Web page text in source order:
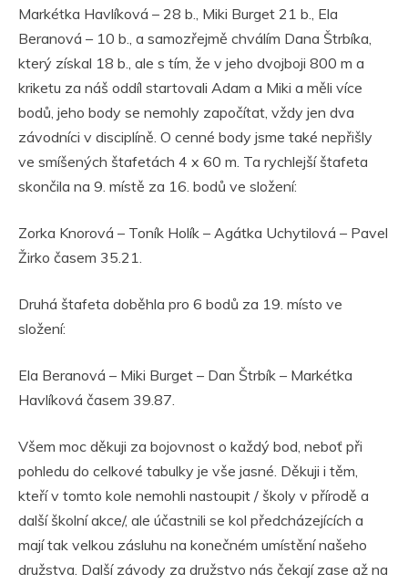
Markétka Havlíková – 28 b., Miki Burget 21 b., Ela
Beranová – 10 b., a samozřejmě chválím Dana Štrbíka,
který získal 18 b., ale s tím, že v jeho dvojboji 800 m a
kriketu za náš oddíl startovali Adam a Miki a měli více
bodů, jeho body se nemohly započítat, vždy jen dva
závodníci v disciplíně. O cenné body jsme také nepřišly
ve smíšených štafetách 4 x 60 m. Ta rychlejší štafeta
skončila na 9. místě za 16. bodů ve složení:
Zorka Knorová – Toník Holík – Agátka Uchytilová – Pavel
Žirko časem 35.21.
Druhá štafeta doběhla pro 6 bodů za 19. místo ve
složení:
Ela Beranová – Miki Burget – Dan Štrbík – Markétka
Havlíková časem 39.87.
Všem moc děkuji za bojovnost o každý bod, neboť při
pohledu do celkové tabulky je vše jasné. Děkuji i těm,
kteří v tomto kole nemohli nastoupit / školy v přírodě a
další školní akce/, ale účastnili se kol předcházejících a
mají tak velkou zásluhu na konečném umístění našeho
družstva. Další závody za družstvo nás čekají zase až na